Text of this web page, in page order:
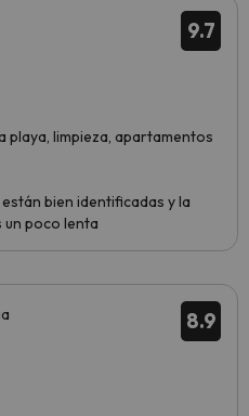
9.7
playa, limpieza, apartamentos
bien identificadas y la
un poco lenta
8.9